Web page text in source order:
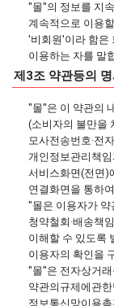
"몰"의 정보를 지
계속적으로 이용
'비회원'이라 함은
이용하는 자를 말
제3조 약관등의
"몰"은 이 약관의
(소비자의 불만을
모사전송번호·전
개인정보관리책
서비스화면(전면)
연결화면을 통하
"몰은 이용자가 약
청약철회·배송책
이해할 수 있도록
이용자의 확인을
"몰"은 전자상거
약관의규제에관
정보통신망이용